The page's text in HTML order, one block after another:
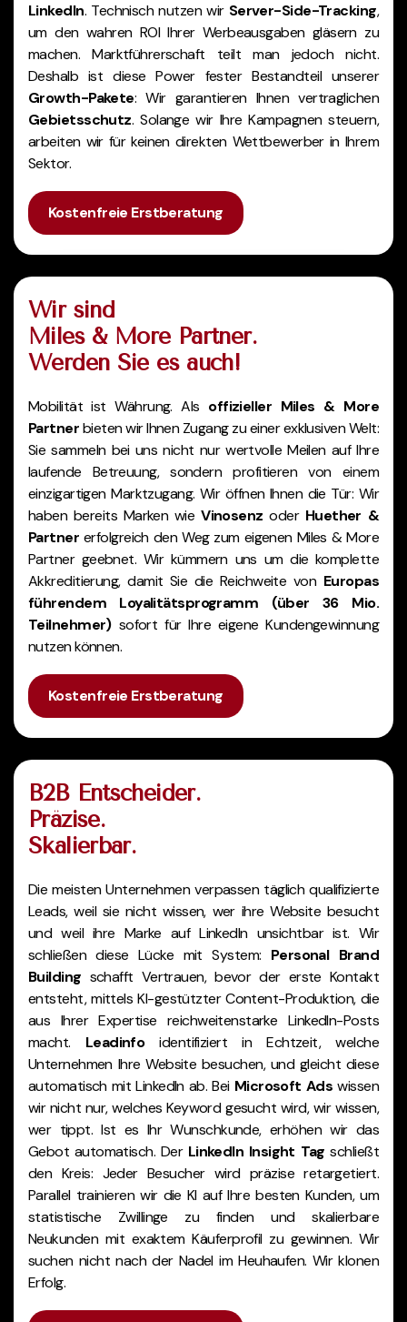
LinkedIn. Technisch nutzen wir Server-Side-Tracking,
um den wahren ROI Ihrer Werbeausgaben gläsern zu
machen. Marktführerschaft teilt man jedoch nicht.
Deshalb ist diese Power fester Bestandteil unserer
Growth-Pakete: Wir garantieren Ihnen vertraglichen
Gebietsschutz. Solange wir Ihre Kampagnen steuern,
arbeiten wir für keinen direkten Wettbewerber in Ihrem
Sektor.
Kostenfreie Erstberatung
Wir sind
Miles & More Partner.
Werden Sie es auch!
Mobilität ist Währung. Als offizieller Miles & More
Partnerbieten wir Ihnen Zugang zu einer exklusiven Welt:
Sie sammeln bei uns nicht nur wertvolle Meilen auf Ihre
laufende Betreuung, sondern profitieren von einem
einzigartigen Marktzugang. Wir öffnen Ihnen die Tür: Wir
haben bereits Marken wieVinosenz oder Huether &
Partner erfolgreich den Weg zum eigenen Miles & More
Partner geebnet. Wir kümmern uns um die komplette
Akkreditierung, damit Sie die Reichweite von Europas
führendem Loyalitätsprogramm (über 36 Mio.
Teilnehmer)sofort für Ihre eigene Kundengewinnung
nutzen können.
Kostenfreie Erstberatung
B2B Entscheider.
Präzise.
Skalierbar.
Die meisten Unternehmen verpassen täglich qualifizierte
Leads, weil sie nicht wissen, wer ihre Website besucht
und weil ihre Marke auf LinkedIn unsichtbar ist. Wir
schließen diese Lücke mit System: Personal Brand
Building schafft Vertrauen, bevor der erste Kontakt
entsteht, mittels KI-gestützter Content-Produktion, die
aus Ihrer Expertise reichweitenstarke LinkedIn-Posts
macht. Leadinfoidentifiziert in Echtzeit, welche
Unternehmen Ihre Website besuchen, und gleicht diese
automatisch mit LinkedIn ab. Bei Microsoft Ads wissen
wir nicht nur, welches Keyword gesucht wird, wir wissen,
wer tippt. Ist es Ihr Wunschkunde, erhöhen wir das
Gebot automatisch. Der LinkedIn Insight Tag schließt
den Kreis: Jeder Besucher wird präzise retargetiert.
Parallel trainieren wir die KI auf Ihre besten Kunden, um
statistische Zwillinge zu finden und skalierbare
Neukunden mit exaktem Käuferprofil zu gewinnen. Wir
suchen nicht nach der Nadel im Heuhaufen. Wir klonen
Erfolg.